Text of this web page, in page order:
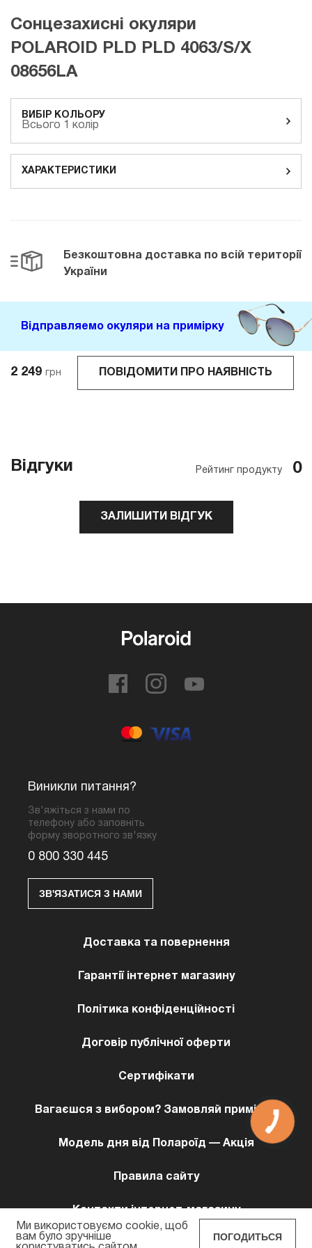
Сонцезахисні окуляри
POLAROID PLD PLD 4063/S/X
08656LA
ВИБІР КОЛЬОРУ
Всього 1 колір
ХАРАКТЕРИСТИКИ
2 249 грн ПОВІДОМИТИ ПРО НАЯВНІСТЬ
Безкоштовна доставка по всій території
України
Відправляемо окуляри на примірку
Відгуки Рейтинг продукту 0
ЗАЛИШИТИ ВІДГУК
Виникли питання?
Зв'яжіться з нами по
телефону або заповніть
форму зворотного зв'язку
0 800 330 445
ЗВ'ЯЗАТИСЯ З НАМИ
Доставка та повернення
Гарантії інтернет магазину
Політика конфіденційності
Договір публічної оферти
Сертифікати
Вагаєшся з вибором? Замовляй примірку!
Модель дня від Полароїд — Акція
Правила сайту
Контакти інтернет-магазину
Ми використовуємо cookie, щоб
вам було зручніше
ПОГОДИТЬСЯ